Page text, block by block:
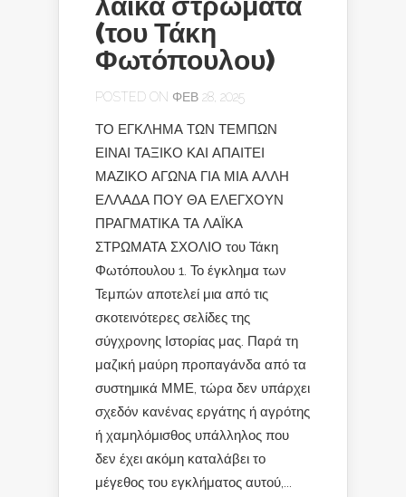
(του Τάκη
Φωτόπουλου)
POSTED ON ΦΕΒ 28, 2025
ΤΟ ΕΓΚΛΗΜΑ ΤΩΝ ΤΕΜΠΩΝ
ΕΙΝΑΙ ΤΑΞΙΚΟ ΚΑΙ ΑΠΑΙΤΕΙ
ΜΑΖΙΚΟ ΑΓΩΝΑ ΓΙΑ ΜΙΑ ΑΛΛΗ
ΕΛΛΑΔΑ ΠΟΥ ΘΑ ΕΛΕΓΧΟΥΝ
ΠΡΑΓΜΑΤΙΚΑ ΤΑ ΛΑΪΚΑ
ΣΤΡΩΜΑΤΑ ΣΧΟΛΙΟ του Τάκη
Φωτόπουλου 1. Το έγκλημα των
Τεμπών αποτελεί μια από τις
σκοτεινότερες σελίδες της
σύγχρονης Ιστορίας μας. Παρά τη
μαζική μαύρη προπαγάνδα από τα
συστημικά ΜΜΕ, τώρα δεν υπάρχει
σχεδόν κανένας εργάτης ή αγρότης
ή χαμηλόμισθος υπάλληλος που
δεν έχει ακόμη καταλάβει το
μέγεθος του εγκλήματος αυτού,...